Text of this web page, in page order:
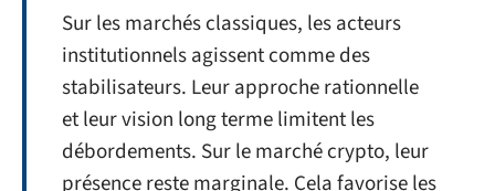
Sur les marchés classiques, les acteurs
institutionnels agissent comme des
stabilisateurs. Leur approche rationnelle
et leur vision long terme limitent les
débordements. Sur le marché crypto, leur
présence reste marginale. Cela favorise les